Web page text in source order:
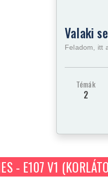
Valaki
Feladom, itt
Témák
2
- E107 V1